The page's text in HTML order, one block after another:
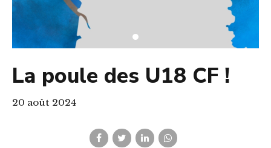
La poule des U18 CF !
20 août 2024